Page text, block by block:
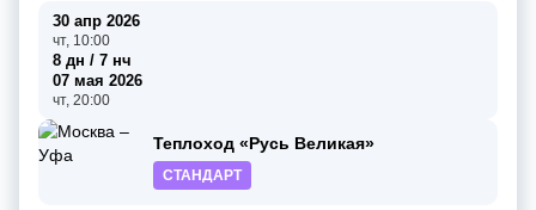
30 апр 2026
чт, 10:00
8 дн / 7 нч
07 мая 2026
чт, 20:00
Теплоход «Русь Великая»
СТАНДАРТ